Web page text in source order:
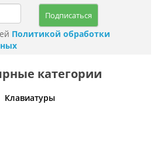
Подписаться
Политикой обработки
категории
Клавиатуры